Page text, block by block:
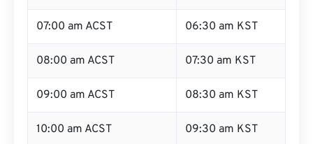
07:00 am ACST 06:30 am KST
08:00 am ACST 07:30 am KST
09:00 am ACST 08:30 am KST
10:00 am ACST 09:30 am KST